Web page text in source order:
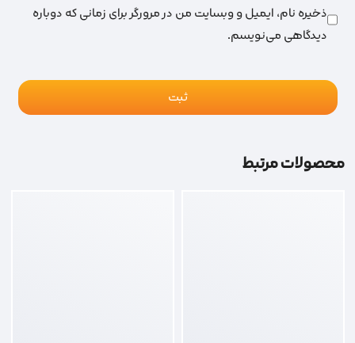
ذخیره نام، ایمیل و وبسایت من در مرورگر برای زمانی که دوباره
دیدگاهی می‌نویسم.
محصولات مرتبط